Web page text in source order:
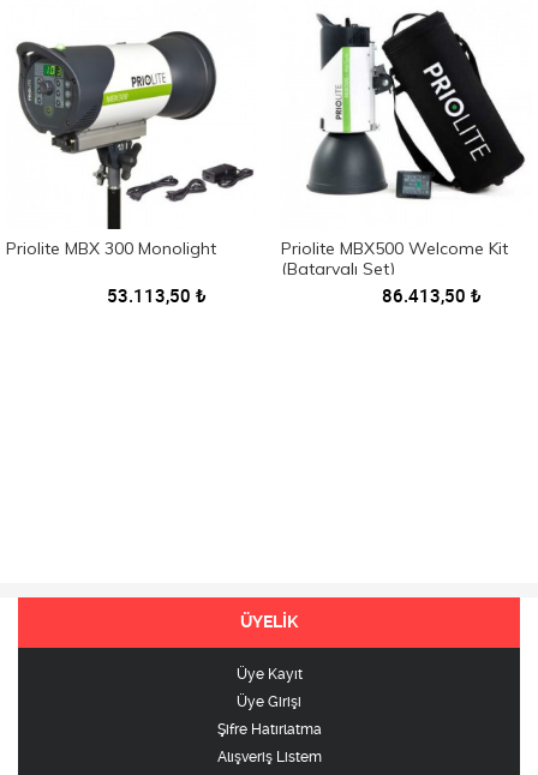
Priolite MBX 300 Monolight
53.113,50 ₺
Priolite MBX500 Welcome Kit
(Bataryalı Set)
86.413,50 ₺
ÜYELİK
Üye Kayıt
Üye Girişi
Şifre Hatırlatma
Alışveriş Listem